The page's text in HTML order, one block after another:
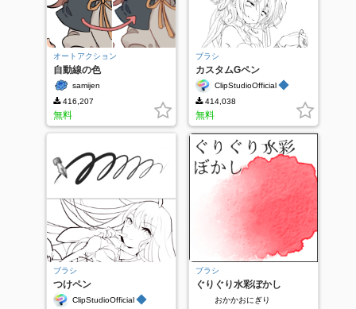
オートアクション
自動線の色
samijen
416,207
無料
ブラシ
カスタムGペン
ClipStudioOfficial ◆
414,038
無料
ブラシ
つけペン
ClipStudioOfficial ◆
ブラシ
ぐりぐり水彩ぼかし
おかかおにぎり